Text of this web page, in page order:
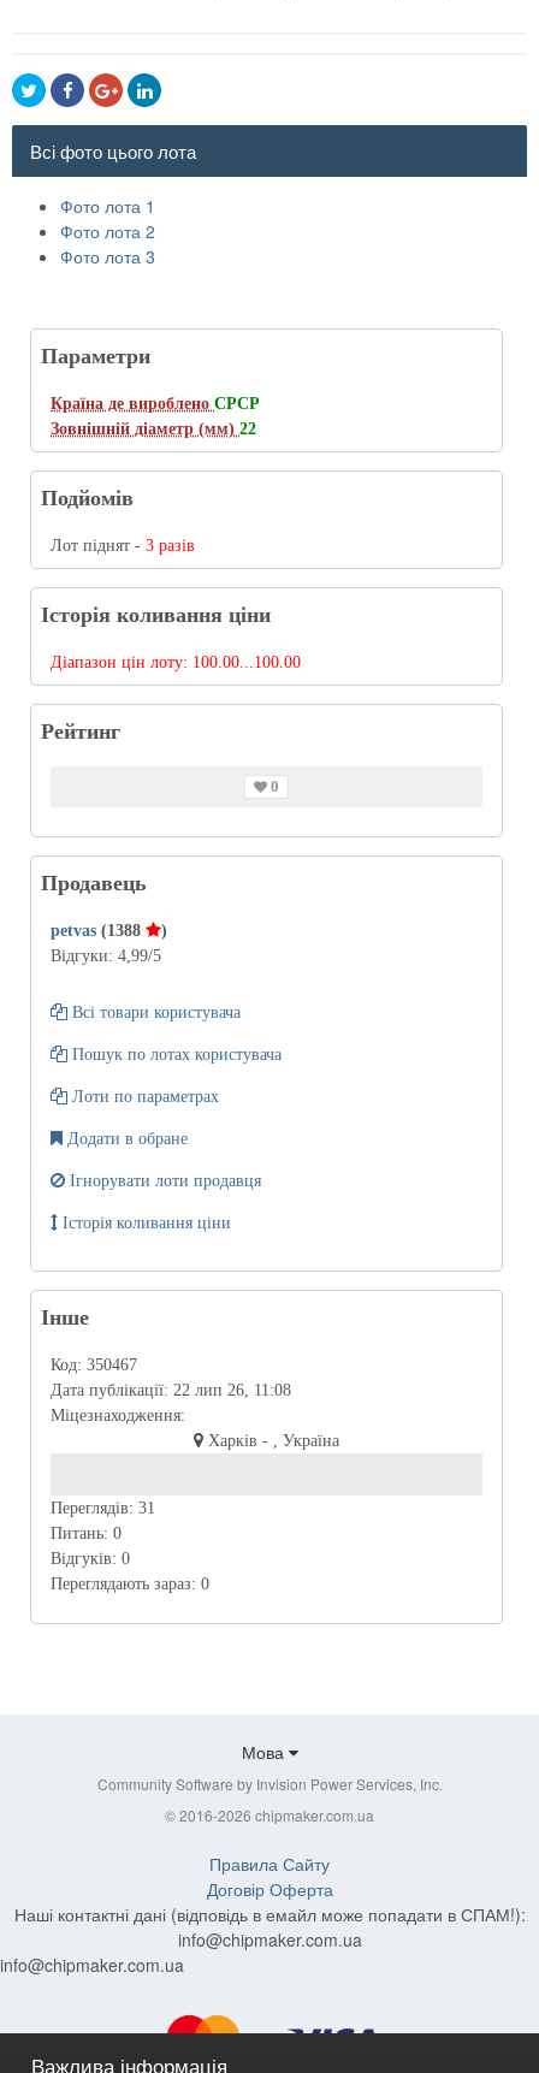
Всі фото цього лота
Фото лота 1
Фото лота 2
Фото лота 3
Параметри
Країна де вироблено CРСР
Зовнішній діаметр (мм) 22
Подйомів
Лот піднят - 3 разів
Історія коливання ціни
Діапазон цін лоту: 100.00...100.00
Рейтинг
0
Продавець
petvas (1388
)
Відгуки: 4,99/5
Всі товари користувача
Пошук по лотах користувача
Лоти по параметрах
Додати в обране
Ігнорувати лоти продавця
Історія коливання ціни
Інше
Код: 350467
Дата публікації: 22 лип 26, 11:08
Міцезнаходження:
Харків - , Україна
Переглядів: 31
Питань: 0
Відгуків: 0
Переглядають зараз: 0
Мова
Community Software by Invision Power Services, Inc.
© 2016-2026 chipmaker.com.ua
Важлива інформація
Правила Сайту
Договір Оферта
Наші контактні дані (відповідь в емайл може попадати в СПАМ!):
info@chipmaker.com.ua
info@chipmaker.com.ua